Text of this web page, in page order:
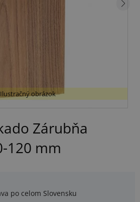
Ilustračný obrázok
Zárubňa
120 mm
po celom Slovensku